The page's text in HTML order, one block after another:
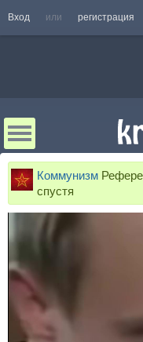
Вход или регистрация
Коммунизм
спустя